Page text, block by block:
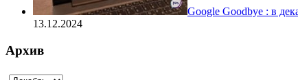
Google Goodbye : в
13.12.2024
Архив